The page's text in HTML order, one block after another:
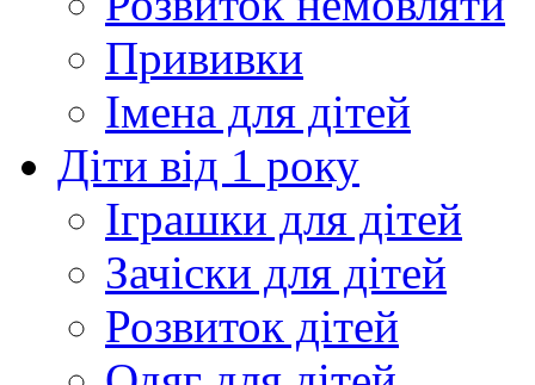
Прививки
Імена для дітей
Діти від 1 року
Іграшки для дітей
Зачіски для дітей
Розвиток дітей